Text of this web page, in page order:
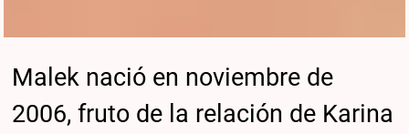
Malek nació en noviembre de
2006, fruto de la relación de Karina